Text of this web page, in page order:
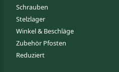
Schrauben
Stelzlager
Winkel & Beschläge
Zubehör Pfosten
Reduziert